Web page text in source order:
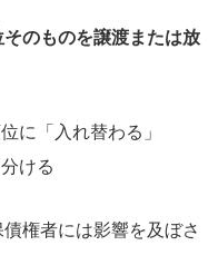
そのものを譲渡または放
に「入れ替わる」
ける
権者には影響を及ぼさ